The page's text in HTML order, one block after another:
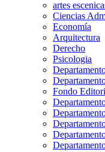
artes
Ciencias
Economía
Arquitectura
Derecho
Psicologia
Fondo